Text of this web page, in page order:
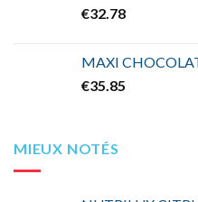
€32.78
MAXI
€35.85
MIEUX NOTÉS